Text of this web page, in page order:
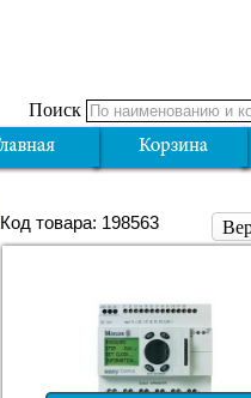
Поиск
Код товара: 198563